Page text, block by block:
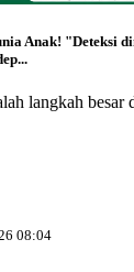
Anak! "Deteksi
langkah
08:04